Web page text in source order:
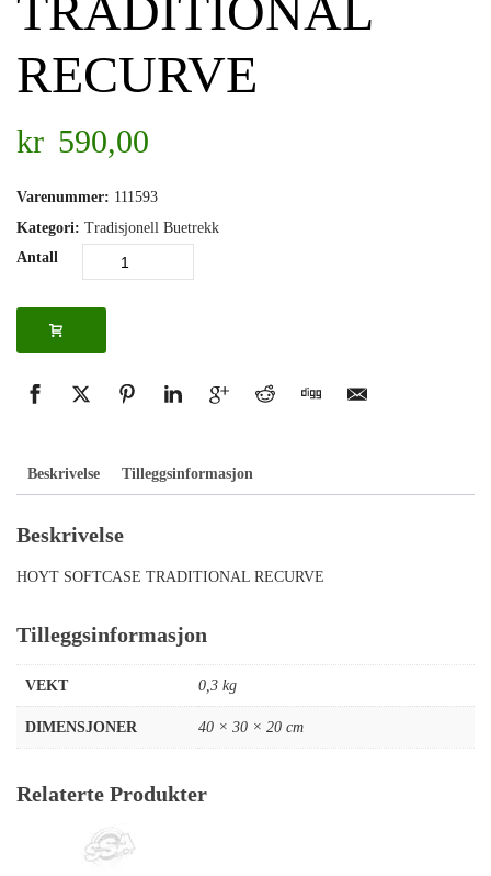
TRADITIONAL
RECURVE
kr 590,00
Varenummer: 111593
Kategori: Tradisjonell Buetrekk
Antall
Beskrivelse Tilleggsinformasjon
Beskrivelse
HOYT SOFTCASE TRADITIONAL RECURVE
Tilleggsinformasjon
VEKT 0,3 kg
DIMENSJONER 40 × 30 × 20 cm
Relaterte Produkter